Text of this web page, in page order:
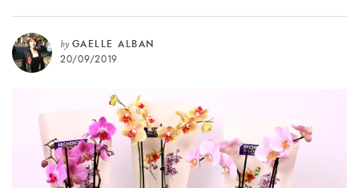
by GAELLE ALBAN
20/09/2019